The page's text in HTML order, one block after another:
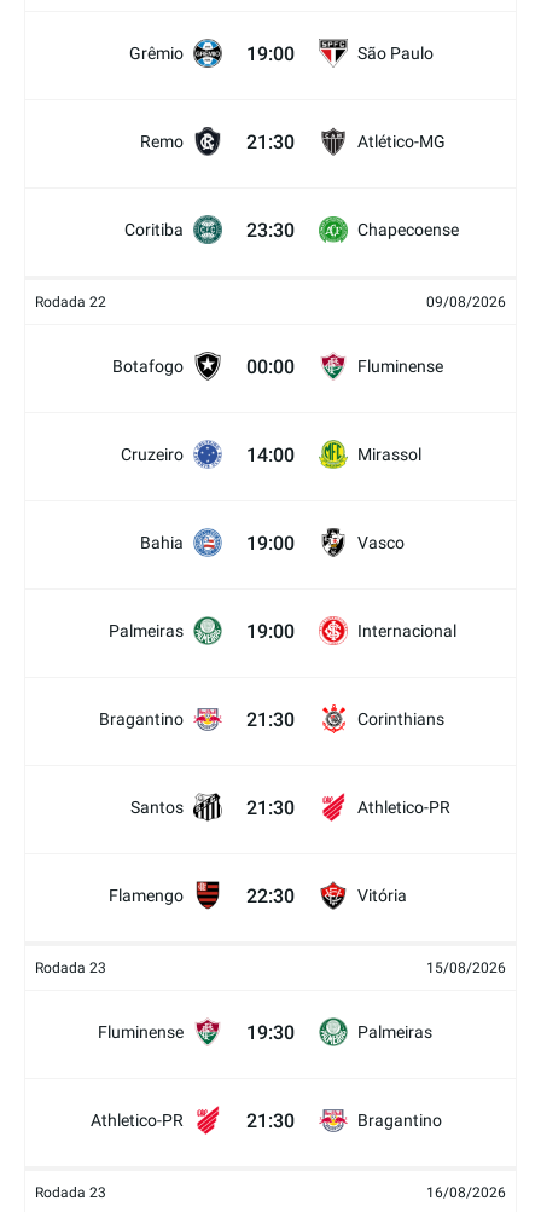
Grêmio 19:00 São Paulo
Remo 21:30 Atlético-MG
Coritiba 23:30 Chapecoense
Rodada 22 09/08/2026
Botafogo 00:00 Fluminense
Cruzeiro 14:00 Mirassol
Bahia 19:00 Vasco
Palmeiras 19:00 Internacional
Bragantino 21:30 Corinthians
Santos 21:30 Athletico-PR
Flamengo 22:30 Vitória
Rodada 23 15/08/2026
Fluminense 19:30 Palmeiras
Athletico-PR 21:30 Bragantino
Rodada 23 16/08/2026